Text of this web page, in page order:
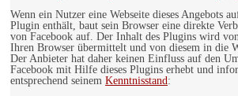
Wenn ein Nutzer eine Webseite dieses Angebots
Plugin enthält, baut sein Browser eine direkte
von Facebook auf. Der Inhalt des Plugins wird
Ihren Browser übermittelt und von diesem in die
Der Anbieter hat daher keinen Einfluss auf den
Facebook mit Hilfe dieses Plugins erhebt und
entsprechend seinem Kenntnisstand: